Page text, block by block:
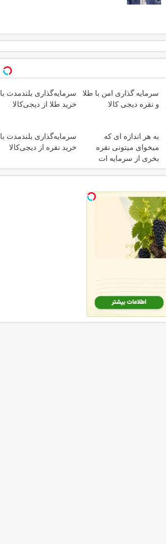
سرمایه گذاری امن با طلا
و نقره دیجی کالا
سرمایه‌گذاری بلندمدت با
خرید طلا از دیجی‌کالا
به هر اندازه ای که
میخوای میتونی نقره
بخری از سرمایه ات
محافظت کنی
سرمایه‌گذاری بلندمدت با
خرید نقره از دیجی‌کالا